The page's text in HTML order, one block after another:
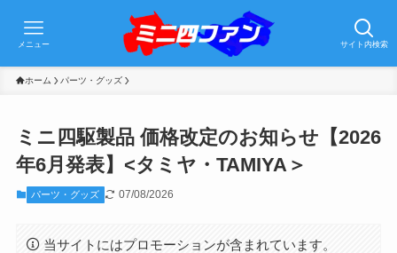
サイト内検索
メニュー
ホーム パーツ・グッズ
ミニ四駆製品 価格改定のお知らせ【2026
年6月発表】<タミヤ・TAMIYA＞
パーツ・グッズ 07/08/2026
当サイトにはプロモーションが含まれています。